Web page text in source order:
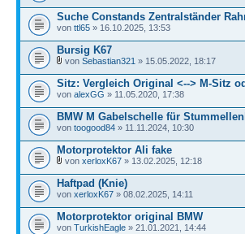
Suche Constands Zentralständer
von ttl65 » 16.10.2025, 13:53
Bursig K67
von Sebastian321 » 15.05.2022, 18:17
Sitz: Vergleich Original <--> M-Sitz
von alexGG » 11.05.2020, 17:38
BMW M Gabelschelle für
von toogood84 » 11.11.2024, 10:30
Motorprotektor Ali fake
von xerloxK67 » 13.02.2025, 12:18
Haftpad (Knie)
von xerloxK67 » 08.02.2025, 14:11
Motorprotektor original BMW
von TurkishEagle » 21.01.2021, 14:44